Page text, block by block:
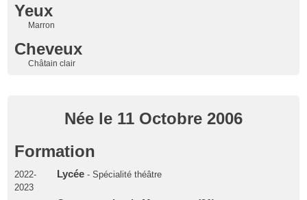
Yeux
Marron
Cheveux
Châtain clair
Née le 11 Octobre 2006
Formation
2022-
2023
Lycée- Spécialité théâtre